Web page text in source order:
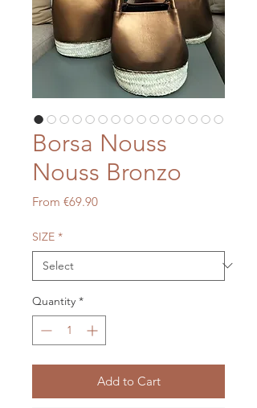
Borsa Nouss
Nouss Bronzo
From €69.90Sale
SIZE *
Quantity *
Add to Cart